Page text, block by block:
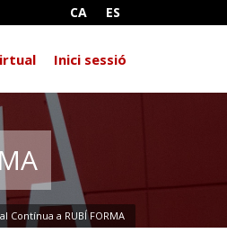
CA ES
Inici sessió
Contínua a RUBÍ FORMA